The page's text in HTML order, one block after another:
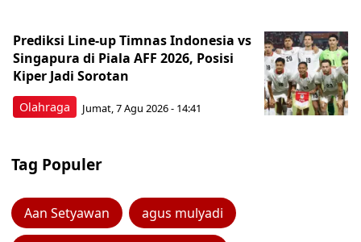
Olahraga
Prediksi Line-up Timnas Indonesia vs
Singapura di Piala AFF 2026, Posisi
Kiper Jadi Sorotan
Jumat, 7 Agu 2026 - 14:41
Tag Populer
Aan Setyawan agus mulyadi